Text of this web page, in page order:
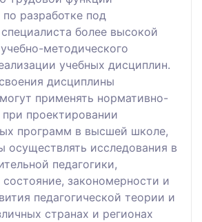
по разработке под
более высокой
методического
учебных дисциплин.
дисциплины
применять нормативно-
проектировании
программ в высшей школе,
осуществлять исследования в
педагогики,
состояние, закономерности и
педагогической теории и
странах и регионах